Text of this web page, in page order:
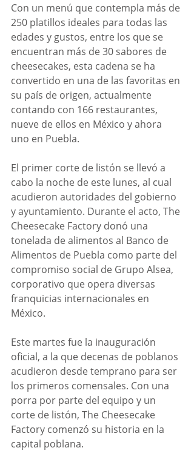
Con un menú que contempla más de
250 platillos ideales para todas las
edades y gustos, entre los que se
encuentran más de 30 sabores de
cheesecakes, esta cadena se ha
convertido en una de las favoritas en
su país de origen, actualmente
contando con 166 restaurantes,
nueve de ellos en México y ahora
uno en Puebla.
El primer corte de listón se llevó a
cabo la noche de este lunes, al cual
acudieron autoridades del gobierno
y ayuntamiento. Durante el acto, The
Cheesecake Factory donó una
tonelada de alimentos al Banco de
Alimentos de Puebla como parte del
compromiso social de Grupo Alsea,
corporativo que opera diversas
franquicias internacionales en
México.
Este martes fue la inauguración
oficial, a la que decenas de poblanos
acudieron desde temprano para ser
los primeros comensales. Con una
porra por parte del equipo y un
corte de listón, The Cheesecake
Factory comenzó su historia en la
capital poblana.